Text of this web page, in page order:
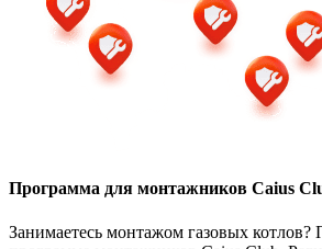
Программа для монтажников Caius
Занимаетесь монтажом газовых котлов?